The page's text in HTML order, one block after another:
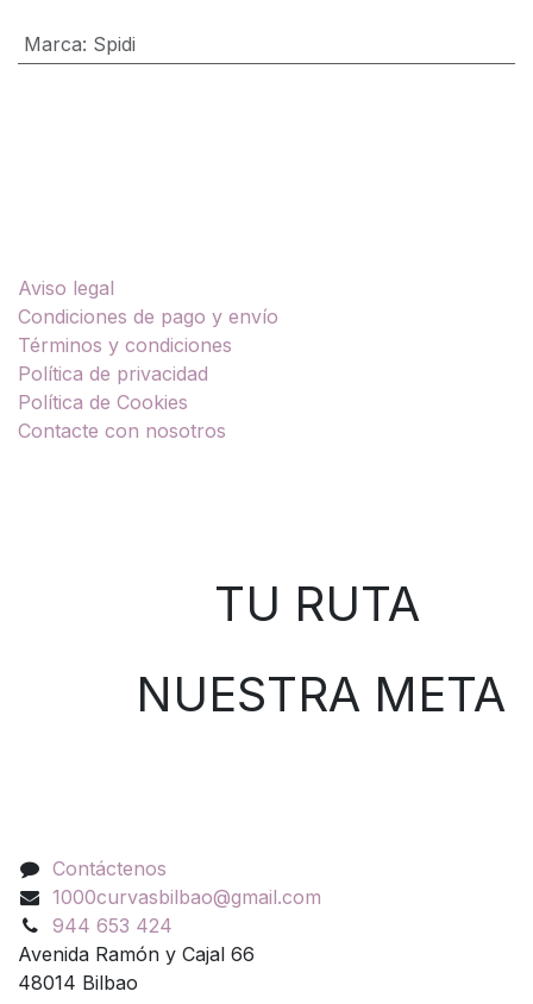
Marca: Spidi
Aviso legal
Condiciones de pago y envío
Términos y condiciones
Política de privacidad
Política de Cookies
Contacte con nosotros
TU RUTA
NUESTRA META
Contáctenos
1000curvasbilbao@gmail.com
944 653 424
Avenida Ramón y Cajal 66
48014 Bilbao